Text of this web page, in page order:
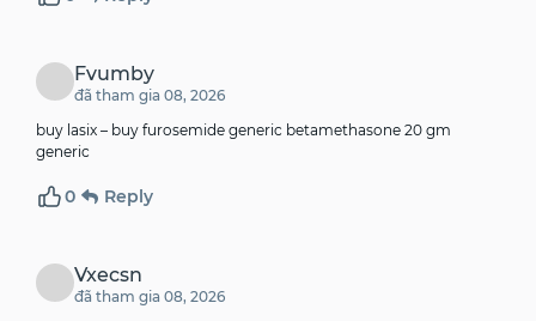
Fvumby
đã tham gia 08, 2026
buy lasix – buy furosemide generic betamethasone 20 gm
generic
0 Reply
Vxecsn
đã tham gia 08, 2026